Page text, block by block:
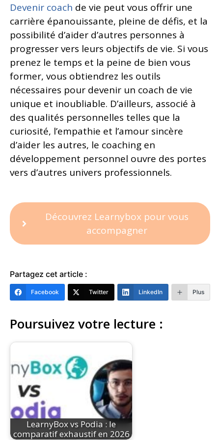
Devenir coach de vie peut vous offrir une
carrière épanouissante, pleine de défis, et la
possibilité d’aider d’autres personnes à
progresser vers leurs objectifs de vie. Si vous
prenez le temps et la peine de bien vous
former, vous obtiendrez les outils
nécessaires pour devenir un coach de vie
unique et inoubliable. D’ailleurs, associé à
des qualités personnelles telles que la
curiosité, l’empathie et l’amour sincère
d’aider les autres, le coaching en
développement personnel ouvre des portes
vers d’autres univers professionnels.
Découvrez Learnybox pour vous
accompagner
Partagez cet article :
Facebook Twitter LinkedIn Plus
Poursuivez votre lecture :
LearnyBox vs Podia : le
comparatif exhaustif en 2026